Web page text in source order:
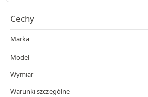
Cechy
Marka
Model
Wymiar
Warunki szczególne